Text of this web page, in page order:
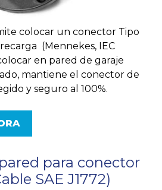
colocar un conector Tipo
(Mennekes, IEC
en pared de garaje
mantiene el conector de
y seguro al 100%.
para conector
SAE J1772)